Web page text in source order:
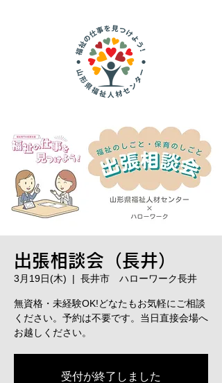
出張相談会（長井）
3月19日(木)
  |
長井市 ハローワーク長井
無資格・未経験OK!どなたもお気軽にご相談
ください。予約は不要です。当日直接会場へ
お越しください。
受付が終了しました